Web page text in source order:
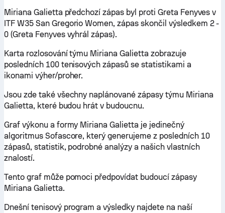
Miriana Galietta předchozí zápas byl proti Greta Fenyves v
ITF W35 San Gregorio Women, zápas skončil výsledkem 2 -
0 (Greta Fenyves vyhrál zápas).
Karta rozlosování týmu Miriana Galietta zobrazuje
posledních 100 tenisových zápasů se statistikami a
ikonami výher/proher.
Jsou zde také všechny naplánované zápasy týmu Miriana
Galietta, které budou hrát v budoucnu.
Graf výkonu a formy Miriana Galietta je jedinečný
algoritmus Sofascore, který generujeme z posledních 10
zápasů, statistik, podrobné analýzy a našich vlastních
znalostí.
Tento graf může pomoci předpovídat budoucí zápasy
Miriana Galietta.
Dnešní tenisový program a výsledky najdete na naší